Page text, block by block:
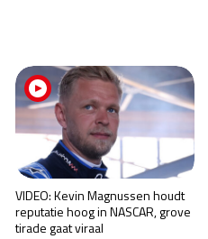
VIDEO: Kevin Magnussen houdt
reputatie hoog in NASCAR, grove
tirade gaat viraal